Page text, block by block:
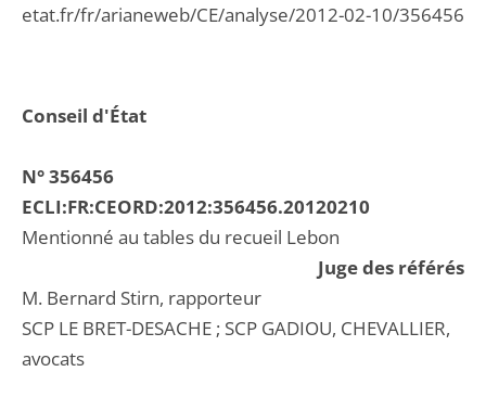
Conseil d'État
N° 356456
ECLI:FR:CEORD:2012:356456.20120210
Mentionné au tables du recueil Lebon
Juge des référés
M. Bernard Stirn, rapporteur
SCP LE BRET-DESACHE ; SCP GADIOU, CHEVALLIER,
avocats
etat.fr/fr/arianeweb/CE/analyse/2012-02-10/356456